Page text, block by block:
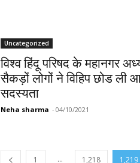
Uncategorized
विश्व हिंदू परिषद के महानगर
सैकड़ों लोगों ने विहिप छोड ली
सदस्यता
Neha sharma - 04/10/2021
1 ... 1,218 1,219